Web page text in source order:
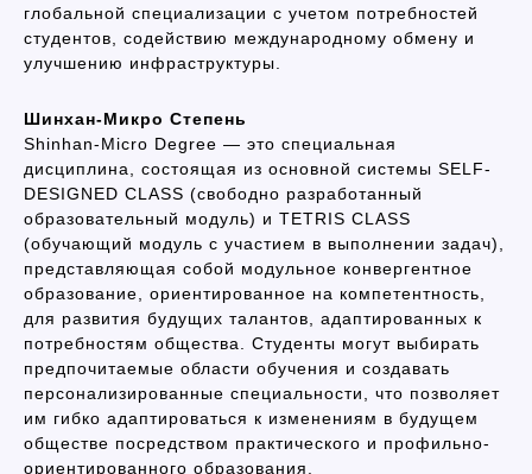
глобальной специализации с учетом потребностей
студентов, содействию международному обмену и
улучшению инфраструктуры.
Шинхан-Микро Степень
Shinhan-Micro Degree — это специальная
дисциплина, состоящая из основной системы SELF-
DESIGNED CLASS (свободно разработанный
образовательный модуль) и TETRIS CLASS
(обучающий модуль с участием в выполнении задач),
представляющая собой модульное конвергентное
образование, ориентированное на компетентность,
для развития будущих талантов, адаптированных к
потребностям общества. Студенты могут выбирать
предпочитаемые области обучения и создавать
персонализированные специальности, что позволяет
им гибко адаптироваться к изменениям в будущем
обществе посредством практического и профильно-
ориентированного образования.